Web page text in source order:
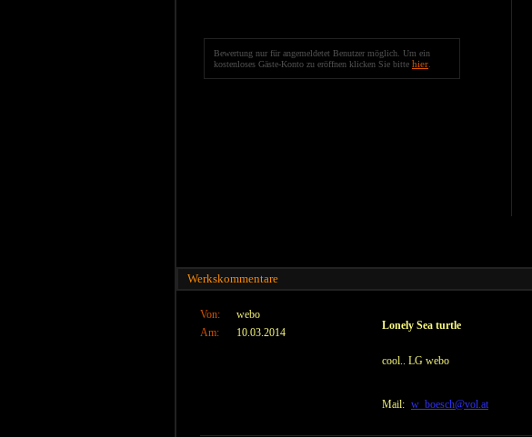
Bewertung nur für angemeldetet Benutzer möglich. Um ein
kostenloses Gäste-Konto zu eröffnen klicken Sie bitte hier
Werkskommentare
Von:
webo
Am:
10.03.2014
Lonely Sea turtle
cool.. LG webo
Mail: w_boesch@vol.at